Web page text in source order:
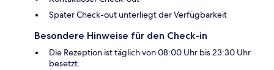
Später Check-out unterliegt der Verfügbarkeit
Besondere Hinweise für den Check-in
Die Rezeption ist täglich von 08:00 Uhr bis 23:30 Uhr
besetzt.